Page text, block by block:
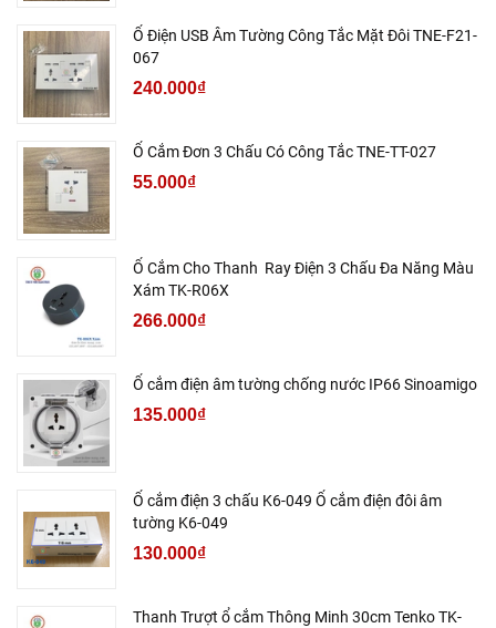
Ổ Điện USB Âm Tường Công Tắc Mặt Đôi TNE-F21-
067
240.000₫
Ổ Cắm Đơn 3 Chấu Có Công Tắc TNE-TT-027
55.000₫
Ổ Cắm Cho Thanh Ray Điện 3 Chấu Đa Năng Màu
Xám TK-R06X
266.000₫
Ổ cắm điện âm tường chống nước IP66 Sinoamigo
135.000₫
Ổ cắm điện 3 chấu K6-049 Ổ cắm điện đôi âm
tường K6-049
130.000₫
Thanh Trượt ổ cắm Thông Minh 30cm Tenko TK-